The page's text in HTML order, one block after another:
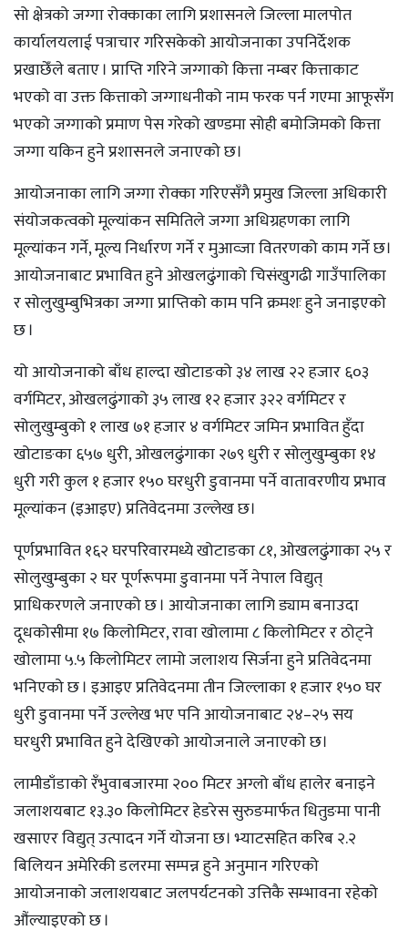
सो क्षेत्रको जग्गा रोक्काका लागि प्रशासनले जिल्ला मालपोत
कार्यालयलाई पत्राचार गरिसकेको आयोजनाका उपनिर्देशक
प्रखाछेँले बताए । प्राप्ति गरिने जग्गाको कित्ता नम्बर कित्ताकाट
भएको वा उक्त कित्ताको जग्गाधनीको नाम फरक पर्न गएमा आफूसँग
भएको जग्गाको प्रमाण पेस गरेको खण्डमा सोही बमोजिमको कित्ता
जग्गा यकिन हुने प्रशासनले जनाएको छ।
आयोजनाका लागि जग्गा रोक्का गरिएसँगै प्रमुख जिल्ला अधिकारी
संयोजकत्वको मूल्यांकन समितिले जग्गा अधिग्रहणका लागि
मूल्यांकन गर्ने, मूल्य निर्धारण गर्ने र मुआव्जा वितरणको काम गर्ने छ।
आयोजनाबाट प्रभावित हुने ओखलढुंगाको चिसंखुगढी गाउँपालिका
र सोलुखुम्बुभित्रका जग्गा प्राप्तिको काम पनि क्रमशः हुने जनाइएको
छ ।
यो आयोजनाको बाँध हाल्दा खोटाङको ३४ लाख २२ हजार ६०३
वर्गमिटर, ओखलढुंगाको ३५ लाख १२ हजार ३२२ वर्गमिटर र
सोलुखुम्बुको १ लाख ७१ हजार ४ वर्गमिटर जमिन प्रभावित हुँदा
खोटाङका ६५७ धुरी, ओखलढुंगाका २७९ धुरी र सोलुखुम्बुका १४
धुरी गरी कुल १ हजार १५० घरधुरी डुवानमा पर्ने वातावरणीय प्रभाव
मूल्यांकन (इआइए) प्रतिवेदनमा उल्लेख छ।
पूर्णप्रभावित १६२ घरपरिवारमध्ये खोटाङका ८१, ओखलढुंगाका २५ र
सोलुखुम्बुका २ घर पूर्णरूपमा डुवानमा पर्ने नेपाल विद्युत्
प्राधिकरणले जनाएको छ । आयोजनाका लागि ड्याम बनाउदा
दूधकोसीमा १७ किलोमिटर, रावा खोलामा ८ किलोमिटर र ठोट्ने
खोलामा ५.५ किलोमिटर लामो जलाशय सिर्जना हुने प्रतिवेदनमा
भनिएको छ । इआइए प्रतिवेदनमा तीन जिल्लाका १ हजार १५० घर
धुरी डुवानमा पर्ने उल्लेख भए पनि आयोजनाबाट २४–२५ सय
घरधुरी प्रभावित हुने देखिएको आयोजनाले जनाएको छ।
लामीडाँडाको रँभुवाबजारमा २०० मिटर अग्लो बाँध हालेर बनाइने
जलाशयबाट १३.३० किलोमिटर हेडरेस सुरुङमार्फत धितुङमा पानी
खसाएर विद्युत् उत्पादन गर्ने योजना छ। भ्याटसहित करिब २.२
बिलियन अमेरिकी डलरमा सम्पन्न हुने अनुमान गरिएको
आयोजनाको जलाशयबाट जलपर्यटनको उत्तिकै सम्भावना रहेको
औंल्याइएको छ ।